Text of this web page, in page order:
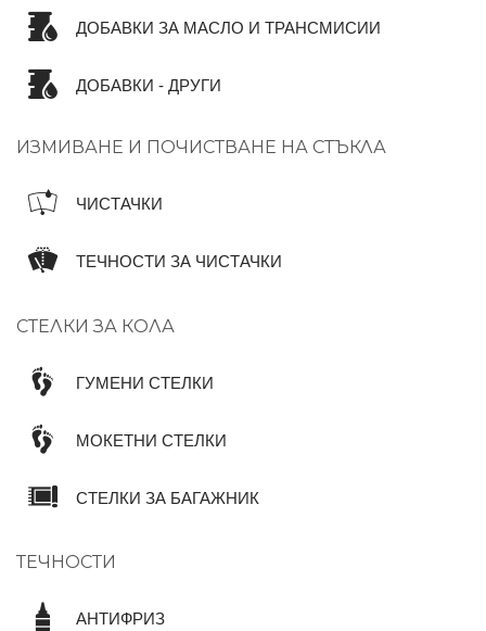
ДОБАВКИ ЗА МАСЛО И ТРАНСМИСИИ
ДОБАВКИ - ДРУГИ
ИЗМИВАНЕ И ПОЧИСТВАНЕ НА СТЪКЛА
ЧИСТАЧКИ
ТЕЧНОСТИ ЗА ЧИСТАЧКИ
СТЕЛКИ ЗА КОЛА
ГУМЕНИ СТЕЛКИ
МОКЕТНИ СТЕЛКИ
СТЕЛКИ ЗА БАГАЖНИК
ТЕЧНОСТИ
АНТИФРИЗ